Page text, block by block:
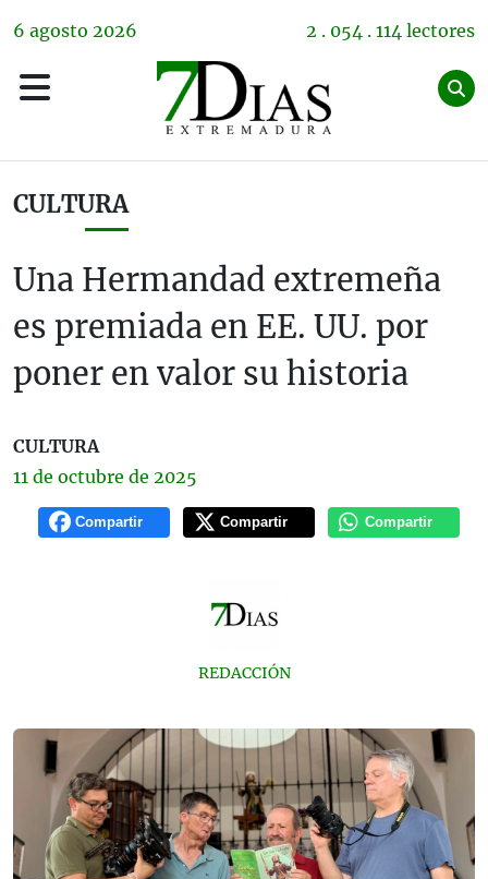
6 agosto 2026 2 . 054 . 114 lectores
CULTURA
Una Hermandad extremeña
es premiada en EE. UU. por
poner en valor su historia
CULTURA
11 de octubre de 2025
Compartir Compartir Compartir
REDACCIÓN